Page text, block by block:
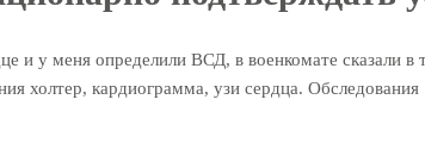
и у меня определили ВСД, в военкомате сказали
холтер, кардиограмма, узи сердца. Обследования